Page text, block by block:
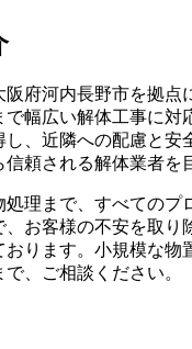
府河内長野市を拠点
幅広い解体工事に対
し、近隣への配慮と安
頼される解体業者を
理まで、すべてのプ
お客様の不安を取り
ります。小規模な物
、ご相談ください。